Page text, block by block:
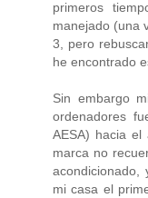
primeros
manejado (una
3, pero
he encontrado
Sin embargo
ordenadores
AESA) hacia
marca no
mi casa el